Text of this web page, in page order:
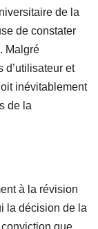
de la
de constater
Malgré
d’utilisateur et
inévitablement
de la
à la révision
la décision de la
que